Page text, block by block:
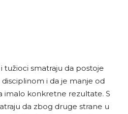
tužioci smatraju da postoje
i da je manje od
imalo konkretne rezultate. S
da zbog druge strane u